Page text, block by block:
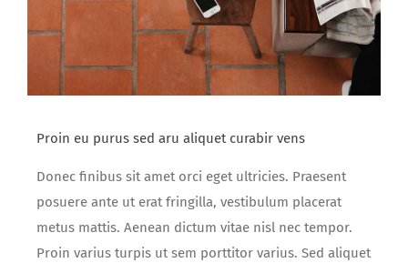
Proin eu purus sed aru aliquet curabir vens
Donec finibus sit amet orci eget ultricies. Praesent
posuere ante ut erat fringilla, vestibulum placerat
metus mattis. Aenean dictum vitae nisl nec tempor.
Proin varius turpis ut sem porttitor varius. Sed aliquet